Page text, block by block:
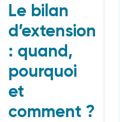
Le bilan
d’extension
: quand,
pourquoi
et
comment ?